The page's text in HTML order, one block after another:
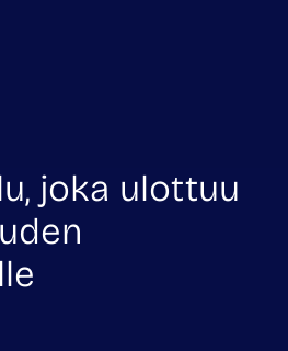
joka ulottuu